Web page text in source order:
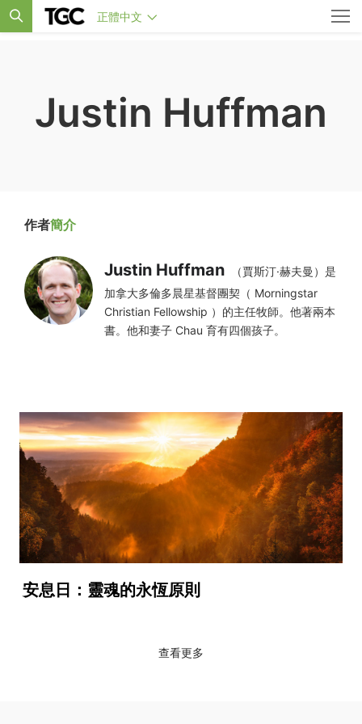
正體中文
Justin Huffman
作者簡介
Justin Huffman
（賈斯汀·赫夫曼）是
加拿大多倫多晨星基督團契（ Morningstar
Christian Fellowship ）的主任牧師。他著兩本
書。他和妻子 Chau 育有四個孩子。
安息日：靈魂的永恆原則
查看更多